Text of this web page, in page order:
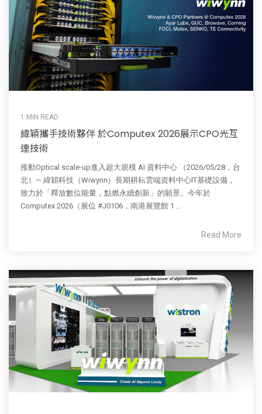
1 MIN READ
緯穎攜手技術夥伴 於Computex 2026展示CPO光互
連技術
推動Optical scale-up進入超大規模 AI 資料中心 （2026/05/28，台
北）— 緯穎科技（Wiwynn）長期耕耘雲端資料中心IT基礎設備，
致力於「釋放數位能量，點燃永續創新」的願景。今年於
Computex 2026（展位 #J0106，南港展覽館 1 ...
Read More